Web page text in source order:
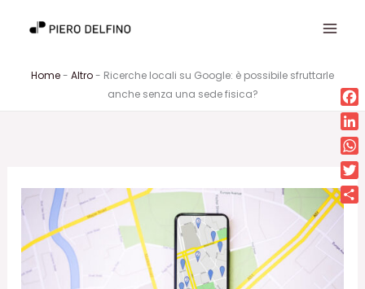
Home- Altro- Ricerche locali su Google: è possibile sfruttarle
anche senza una sede fisica?